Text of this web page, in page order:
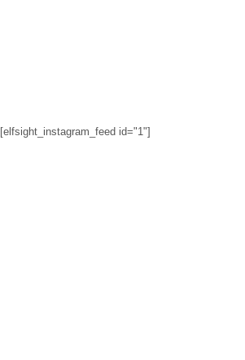
[elfsight_instagram_feed id="1"]